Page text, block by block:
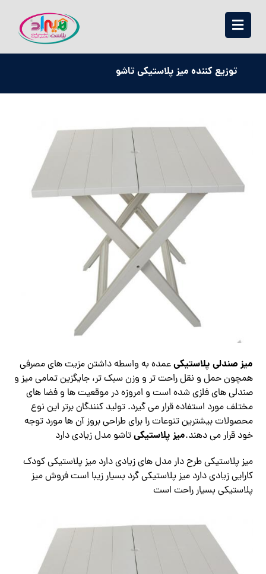
توزیع کننده میز پلاستیکی تاشو
میز صندلی پلاستیکیعمده به واسطه داشتن مزیت های مصرفی
همچون حمل و نقل راحت تر و وزن سبک تر، جایگزین تمامی میز و
صندلی های فلزی شده است و امروزه در موقعیت ها و فضا های
مختلف مورد استفاده قرار می‌ گیرد. تولید کنندگان برتر این نوع
محصولات بیشترین تنوعات را برای طراحی بروز آن ها مورد توجه
خود قرار می‌ دهند.میز پلاستیکیتاشو مدل زیادی دارد
میز پلاستیکی طرح دار مدل های زیادی دارد میز پلاستیکی کودک
کارایی زیادی دارد میز پلاستیکی گرد بسیار زیبا است فروش میز
پلاستیکی بسیار راحت است